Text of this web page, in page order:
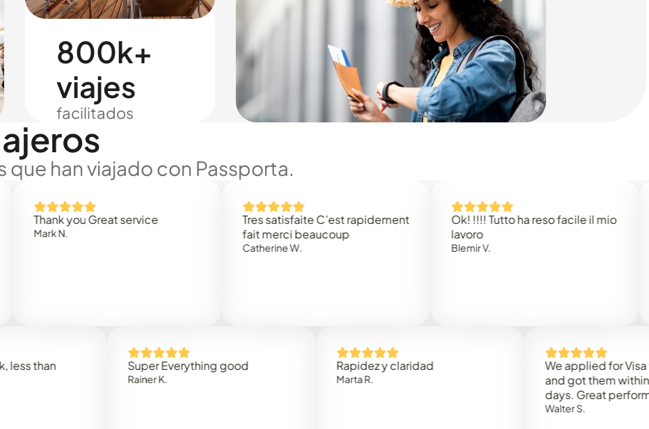
800k+
viajes
facilitados
que han viajado con Passporta.
Thank you Great service
Tres satisfaite C’est rapidement
fait merci beaucoup
Catherine W.
Ok! !!!! Tutto ha reso facile il mio
Super Everything good Rapidez y claridad
We applied for Visa to
and got them within 3
days. Great performance!
Walter S.